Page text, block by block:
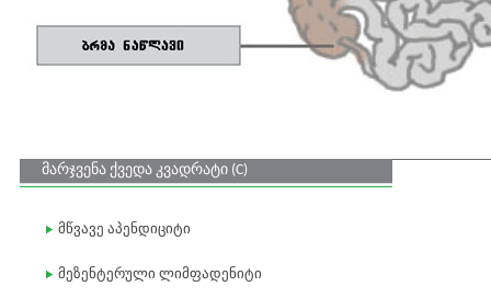
მარჯვენა ქვედა კვადრატი (C)
მწვავე აპენდიციტი
მეზენტერული ლიმფადენიტი